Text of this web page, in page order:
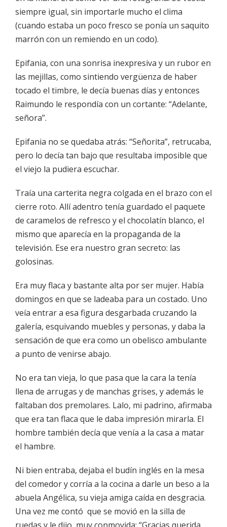
siempre igual, sin importarle mucho el clima
(cuando estaba un poco fresco se ponía un saquito
marrón con un remiendo en un codo).
Epifania, con una sonrisa inexpresiva y un rubor en
las mejillas, como sintiendo vergüenza de haber
tocado el timbre, le decía buenas días y entonces
Raimundo le respondía con un cortante: “Adelante,
señora”.
Epifania no se quedaba atrás: “Señorita”, retrucaba,
pero lo decía tan bajo que resultaba imposible que
el viejo la pudiera escuchar.
Traía una carterita negra colgada en el brazo con el
cierre roto. Allí adentro tenía guardado el paquete
de caramelos de refresco y el chocolatín blanco, el
mismo que aparecía en la propaganda de la
televisión. Ese era nuestro gran secreto: las
golosinas.
Era muy flaca y bastante alta por ser mujer. Había
domingos en que se ladeaba para un costado. Uno
veía entrar a esa figura desgarbada cruzando la
galería, esquivando muebles y personas, y daba la
sensación de que era como un obelisco ambulante
a punto de venirse abajo.
No era tan vieja, lo que pasa que la cara la tenía
llena de arrugas y de manchas grises, y además le
faltaban dos premolares. Lalo, mi padrino, afirmaba
que era tan flaca que le daba impresión mirarla. El
hombre también decía que venía a la casa a matar
el hambre.
Ni bien entraba, dejaba el budín inglés en la mesa
del comedor y corría a la cocina a darle un beso a la
abuela Angélica, su vieja amiga caída en desgracia.
Una vez me contó que se movió en la silla de